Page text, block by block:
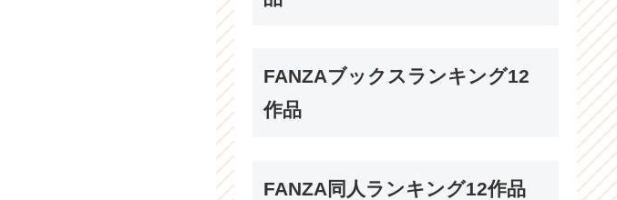
FANZAブックスランキング12
作品
FANZA同人ランキング12作品